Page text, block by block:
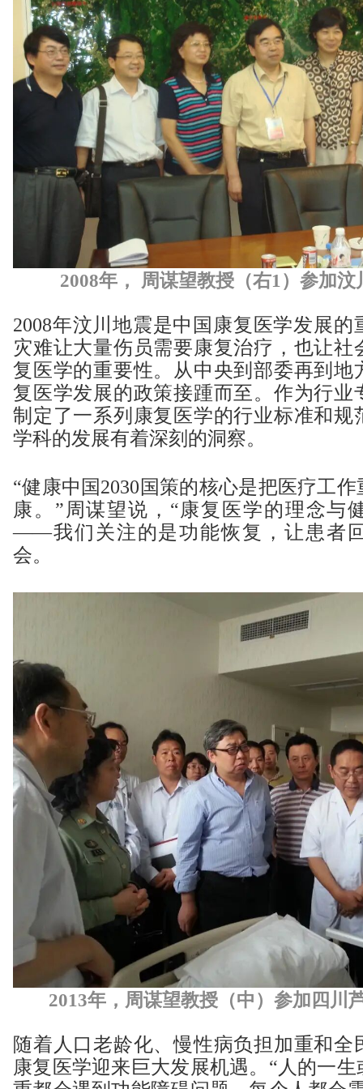
2008年， 周谋望教授（右1）参加汶
2008年汶川地震是中国康复医学发展的
灾难让大量伤员需要康复治疗，也让社
复医学的重要性。从中央到部委再到地
复医学发展的政策接踵而至。作为行业
制定了一系列康复医学的行业标准和规
学科的发展有着深刻的洞察。
“健康中国2030国策的核心是把医疗工
康。”周谋望说，“康复医学的理念与
——我们关注的是功能恢复，让患者
会。
2013年，周谋望教授（中）参加四川
随着人口老龄化、慢性病负担加重和全
康复医学迎来巨大发展机遇。“人的一